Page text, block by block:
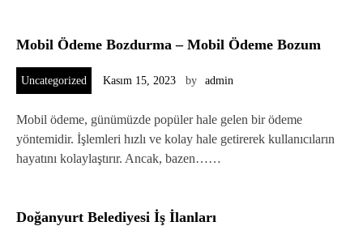
Mobil Ödeme Bozdurma – Mobil Ödeme Bozum
Uncategorized Kasım 15, 2023 by admin
Mobil ödeme, günümüzde popüler hale gelen bir ödeme
yöntemidir. İşlemleri hızlı ve kolay hale getirerek kullanıcıların
hayatını kolaylaştırır. Ancak, bazen……
Doğanyurt Belediyesi İş İlanları